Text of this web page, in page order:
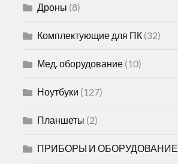
Дроны (8)
Комплектующие для ПК (32)
Мед. оборудование (10)
Ноутбуки (127)
Планшеты (2)
ПРИБОРЫ И ОБОРУДОВАНИЕ